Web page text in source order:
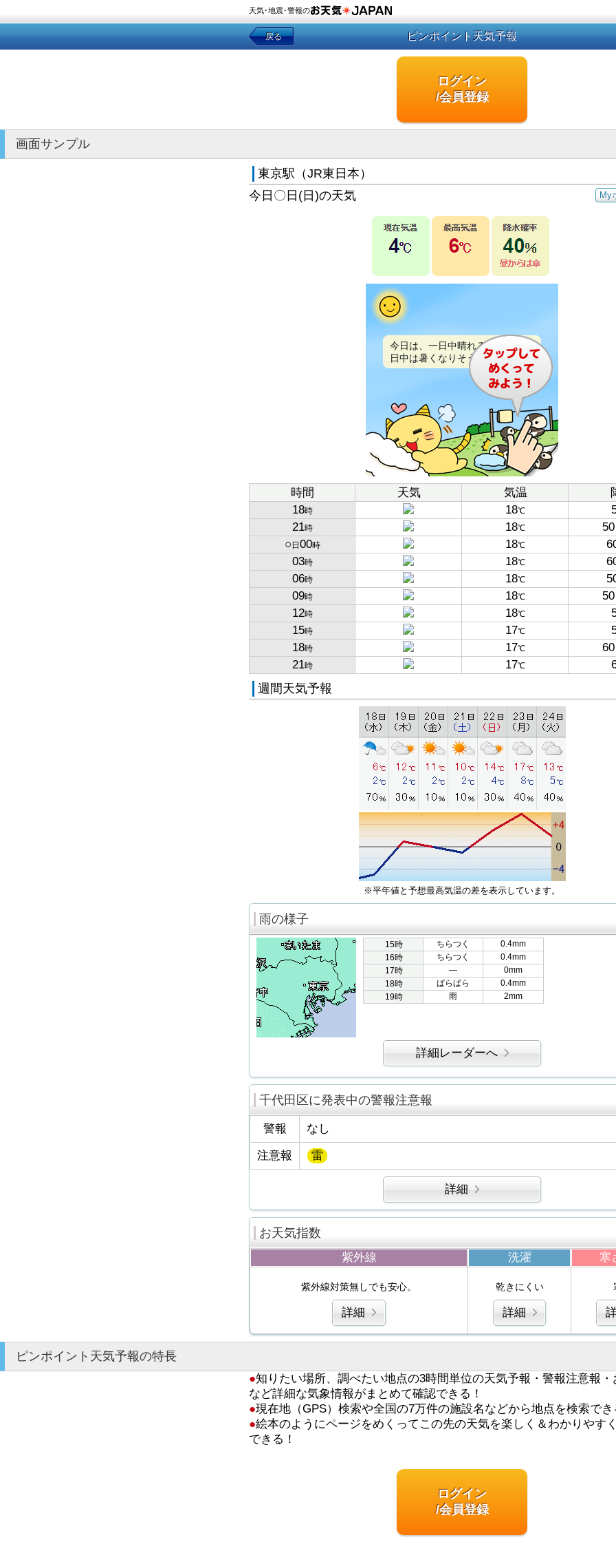
天気･地震･警報の
戻る ピンポイント天気予報
ログイン
/会員登録
画面サンプル
東京駅（JR東日本）
My
今日〇日(日)の天気
今日は、一日中晴れるでしょう。
日中は暑くなりそうです。
時間 天気 気温
18時 18℃
21時 18℃ 50
○ 日 00時 18℃
03時 18℃
06時 18℃
09時 18℃ 50
12時 18℃
15時 17℃
18時 17℃ 60
21時 17℃
週間天気予報
※平年値と予想最高気温の差を表示しています。
雨の様子
15時 ちらつく
0.4mm
16時
ちらつく
0.4mm
17時
―
0mm
18時
ぱらぱら
0.4mm
19時
雨 2mm
詳細レーダーへ
千代田区に発表中の警報注意報
警報 なし
注意報 雷
詳細
お天気指数
紫外線 洗濯 寒
紫外線対策無しでも安心。
詳細
乾きにくい
詳細
ピンポイント天気予報の特長
●知りたい場所、調べたい地点の3時間単位の天気予報・警報注意報・
など詳細な気象情報がまとめて確認できる！
●現在地（GPS）検索や全国の7万件の施設名などから地点を検索でき
●絵本のようにページをめくってこの先の天気を楽しく＆わかりやす
できる！
ログイン
/会員登録